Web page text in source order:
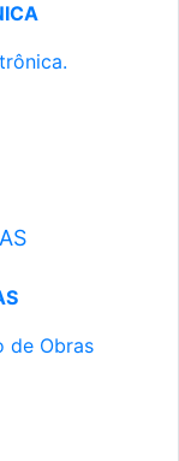
de Obras